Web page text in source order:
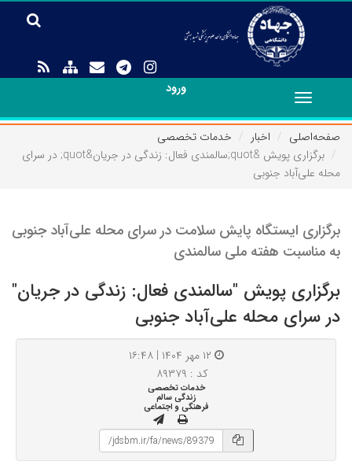
ورود
Toggle
navigation
صفحه‌اصلی
اخبار
خدمات تخصصی
برگزاری پویش &quot;سالمندی فعال: زندگی در جریان&quot; در سرای
محله علی‌آباد جنوبی
برگزاری ایستگاه پایش سلامت در سرای محله علی‌آباد جنوبی
به مناسبت هفته ملی سالمندی
برگزاری پویش "سالمندی فعال: زندگی در جریان"
در سرای محله علی‌آباد جنوبی
کد : ۸۹۳۷۹
خدمات تخصصی
زندگی سالم
فرهنگی و اجتماعی